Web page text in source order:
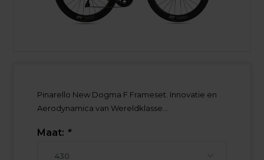
Pinarello New Dogma F Frameset. Innovatie en
Aerodynamica van Wereldklasse...
Maat: *